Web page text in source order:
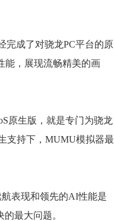
完成了对骁龙PC平台的原
能，展现流畅精美的画
原生版，就是专门为骁龙
支持下，MUMU模拟器最
表现和领先的AI性能是
最大问题。